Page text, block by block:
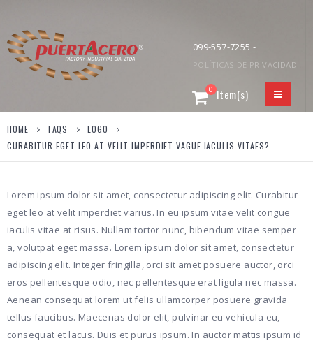
099-557-7255 -
POLÍTICAS DE PRIVACIDAD
0
HOME FAQS
LOGO
CURABITUR EGET LEO AT VELIT IMPERDIET VAGUE IACULIS VITAES?
Lorem ipsum dolor sit amet, consectetur adipiscing elit. Curabitur
eget leo at velit imperdiet varius. In eu ipsum vitae velit congue
iaculis vitae at risus. Nullam tortor nunc, bibendum vitae semper
a, volutpat eget massa. Lorem ipsum dolor sit amet, consectetur
adipiscing elit. Integer fringilla, orci sit amet posuere auctor, orci
eros pellentesque odio, nec pellentesque erat ligula nec massa.
Aenean consequat lorem ut felis ullamcorper posuere gravida
tellus faucibus. Maecenas dolor elit, pulvinar eu vehicula eu,
consequat et lacus. Duis et purus ipsum. In auctor mattis ipsum id